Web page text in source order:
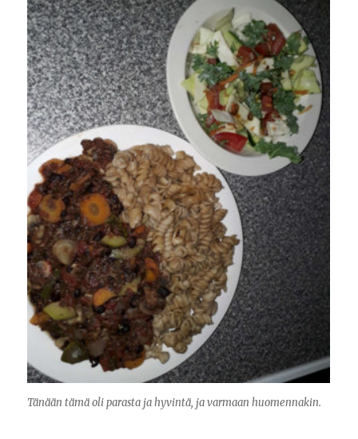
Tänään tämä oli parasta ja hyvintä, ja varmaan huomennakin.